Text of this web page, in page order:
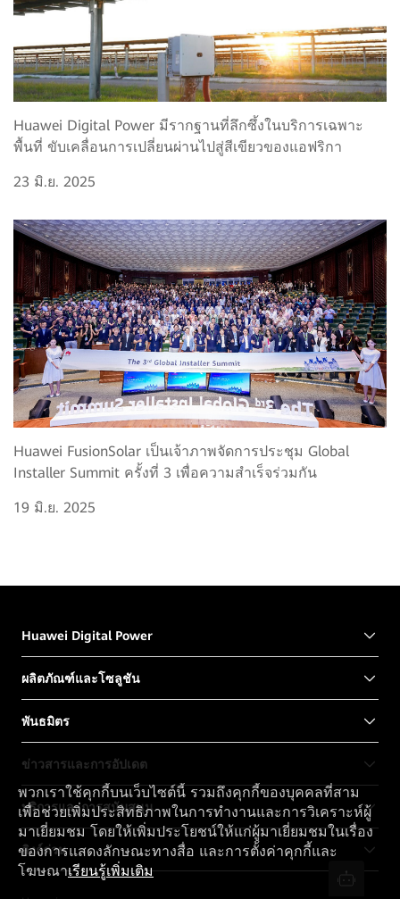
Huawei Digital Power มีรากฐานที่ลึกซึ้งในบริการเฉพาะ
พื้นที่ ขับเคลื่อนการเปลี่ยนผ่านไปสู่สีเขียวของแอฟริกา
23 มิ.ย. 2025
Huawei FusionSolar เป็นเจ้าภาพจัดการประชุม Global
Installer Summit ครั้งที่ 3 เพื่อความสำเร็จร่วมกัน
19 มิ.ย. 2025
Huawei Digital Power
ผลิตภัณฑ์และโซลูชัน
พันธมิตร
ข่าวสารและการอัปเดต
บริการและการสนับสนุน
ลิงก์ด่วน
พวกเราใช้คุกกี้บนเว็บไซต์นี้ รวมถึงคุกกี้ของบุคคลที่สาม
เพื่อช่วยเพิ่มประสิทธิภาพในการทำงานและการวิเคราะห์ผู้
มาเยี่ยมชม โดยให้เพิ่มประโยชน์ให้แก่ผู้มาเยี่ยมชมในเรื่อง
ของการแสดงลักษณะทางสื่อ และการตั้งค่าคุกกี้และ
โฆษณาเรียนรู้เพิ่มเติม